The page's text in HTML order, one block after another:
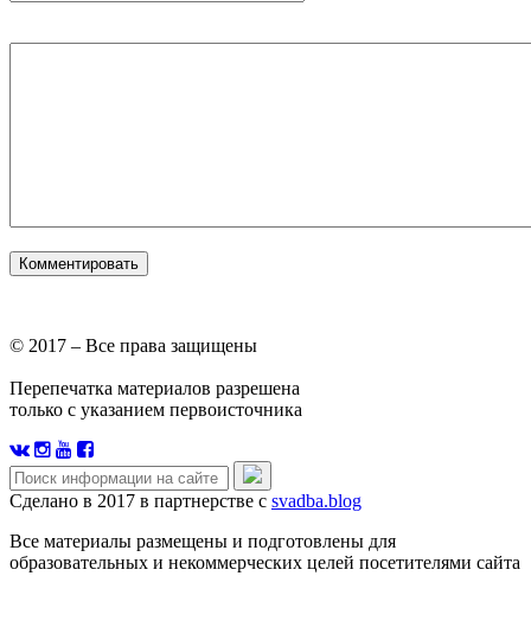
© 2017 – Все права защищены
Перепечатка материалов разрешена
только с указанием первоисточника
Сделано в 2017 в партнерстве с svadba.blog
Все материалы размещены и подготовлены для
образовательных и некоммерческих целей посетителями сайта